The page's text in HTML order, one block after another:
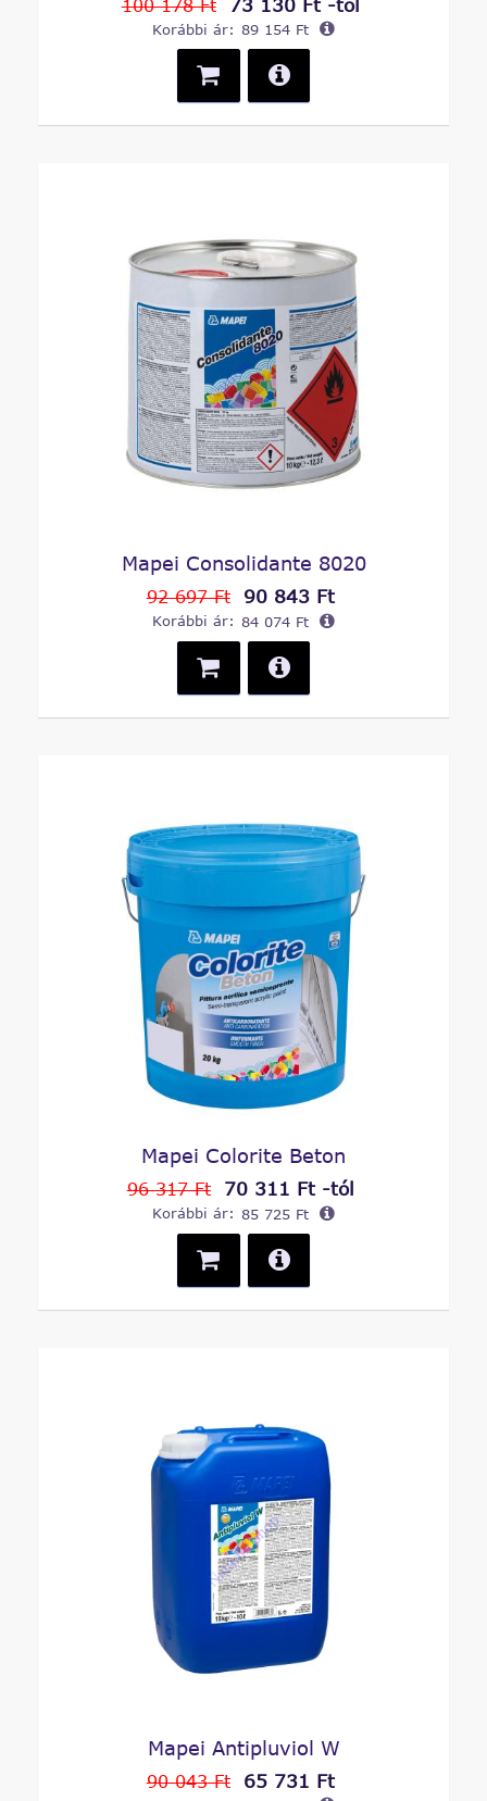
100 178 Ft
Korábbi ár: 89 154 Ft
Mapei Consolidante 8020
92 697 Ft 90 843 Ft
Korábbi ár: 84 074 Ft
Mapei Colorite Beton
96 317 Ft 70 311 Ft -tól
Korábbi ár: 85 725 Ft
Mapei Antipluviol W
90 043 Ft 65 731 Ft